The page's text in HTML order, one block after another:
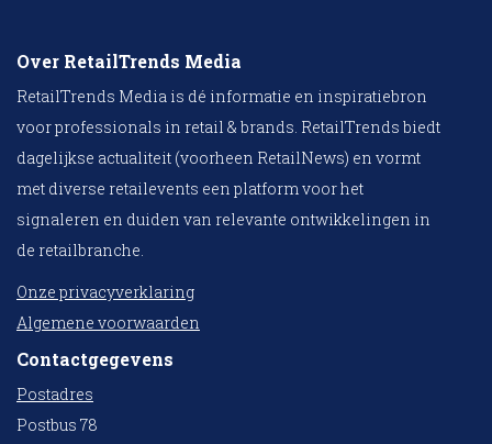
Over RetailTrends Media
RetailTrends Media is dé informatie en inspiratiebron
voor professionals in retail & brands. RetailTrends biedt
dagelijkse actualiteit (voorheen RetailNews) en vormt
met diverse retailevents een platform voor het
signaleren en duiden van relevante ontwikkelingen in
de retailbranche.
Onze privacyverklaring
Algemene voorwaarden
Contactgegevens
Postadres
Postbus 78